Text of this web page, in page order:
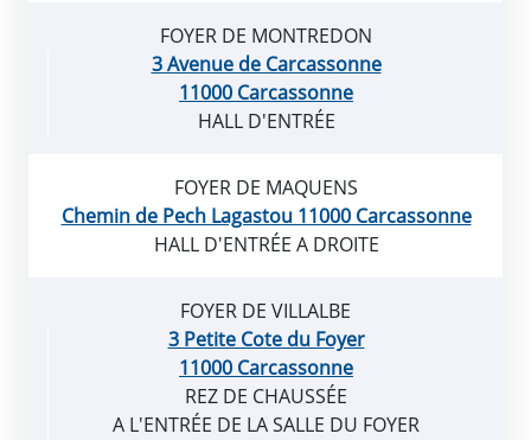
FOYER DE MONTREDON
3 Avenue de Carcassonne
11000 Carcassonne
HALL D'ENTRÉE
FOYER DE MAQUENS
Chemin de Pech Lagastou 11000 Carcassonne
HALL D'ENTRÉE A DROITE
FOYER DE VILLALBE
3 Petite Cote du Foyer
11000 Carcassonne
REZ DE CHAUSSÉE
A L'ENTRÉE DE LA SALLE DU FOYER